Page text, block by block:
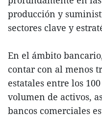
producción y
sectores clave y
En el ámbito
contar con al menos
estatales entre los
volumen de activos,
bancos comerciales